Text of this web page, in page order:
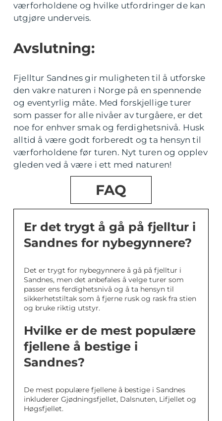
værforholdene og hvilke utfordringer de kan
utgjøre underveis.
Avslutning:
Fjelltur Sandnes gir muligheten til å utforske
den vakre naturen i Norge på en spennende
og eventyrlig måte. Med forskjellige turer
som passer for alle nivåer av turgåere, er det
noe for enhver smak og ferdighetsnivå. Husk
alltid å være godt forberedt og ta hensyn til
værforholdene før turen. Nyt turen og opplev
gleden ved å være i ett med naturen!
FAQ
Er det trygt å gå på fjelltur i
Sandnes for nybegynnere?
Det er trygt for nybegynnere å gå på fjelltur i
Sandnes, men det anbefales å velge turer som
passer ens ferdighetsnivå og å ta hensyn til
sikkerhetstiltak som å fjerne rusk og rask fra stien
og bruke riktig utstyr.
Hvilke er de mest populære
fjellene å bestige i
Sandnes?
De mest populære fjellene å bestige i Sandnes
inkluderer Gjødningsfjellet, Dalsnuten, Lifjellet og
Høgsfjellet.